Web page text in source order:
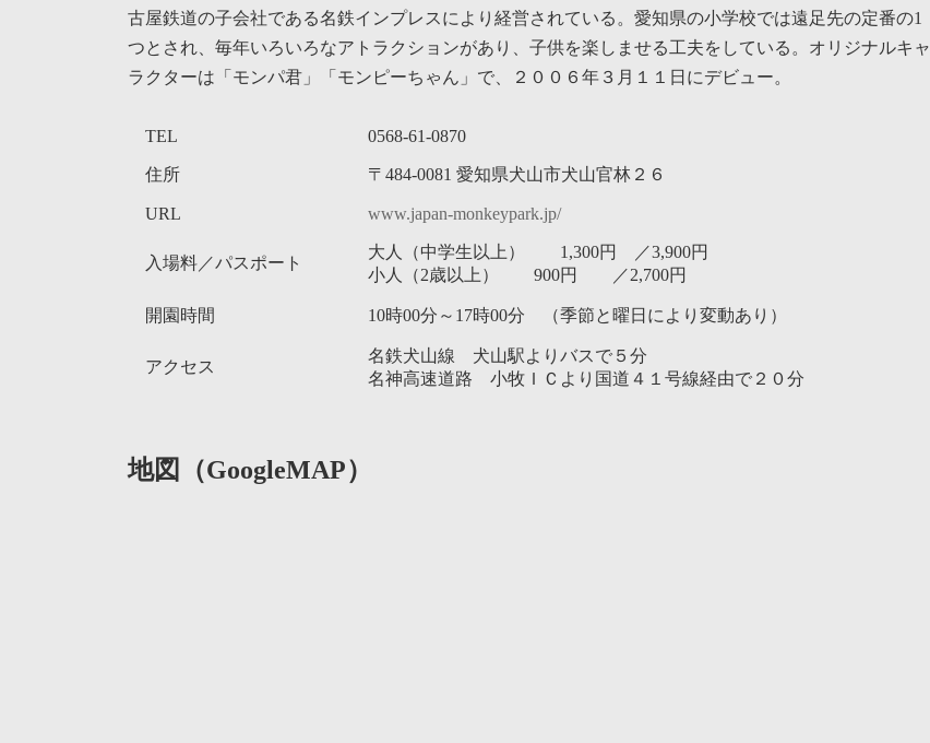
古屋鉄道の子会社である名鉄インプレスにより経営されている。愛知県の小学校では遠足先の定番の1
つとされ、毎年いろいろなアトラクションがあり、子供を楽しませる工夫をしている。オリジナルキャ
ラクターは「モンパ君」「モンピーちゃん」で、２００６年３月１１日にデビュー。
TEL 0568-61-0870
住所 〒484-0081 愛知県犬山市犬山官林２６
URL www.japan-monkeypark.jp/
入場料／パスポート
大人（中学生以上） 1,300円 ／3,900円
小人（2歳以上） 900円 ／2,700円
開園時間 10時00分～17時00分 （季節と曜日により変動あり）
アクセス
名鉄犬山線 犬山駅よりバスで５分
名神高速道路 小牧ＩＣより国道４１号線経由で２０分
地図（GoogleMAP）